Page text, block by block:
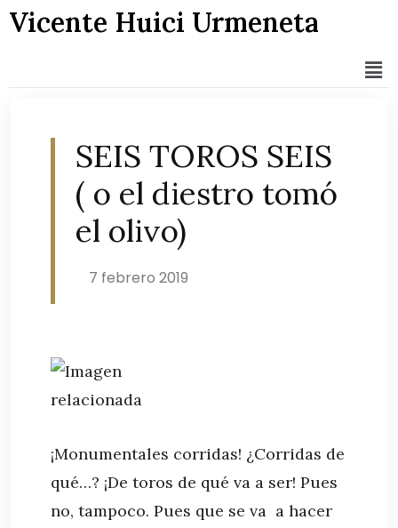
Vicente Huici Urmeneta
SEIS TOROS SEIS
( o el diestro tomó
el olivo)
7 febrero 2019
¡Monumentales corridas! ¿Corridas de
qué…? ¡De toros de qué va a ser! Pues
no, tampoco. Pues que se va a hacer